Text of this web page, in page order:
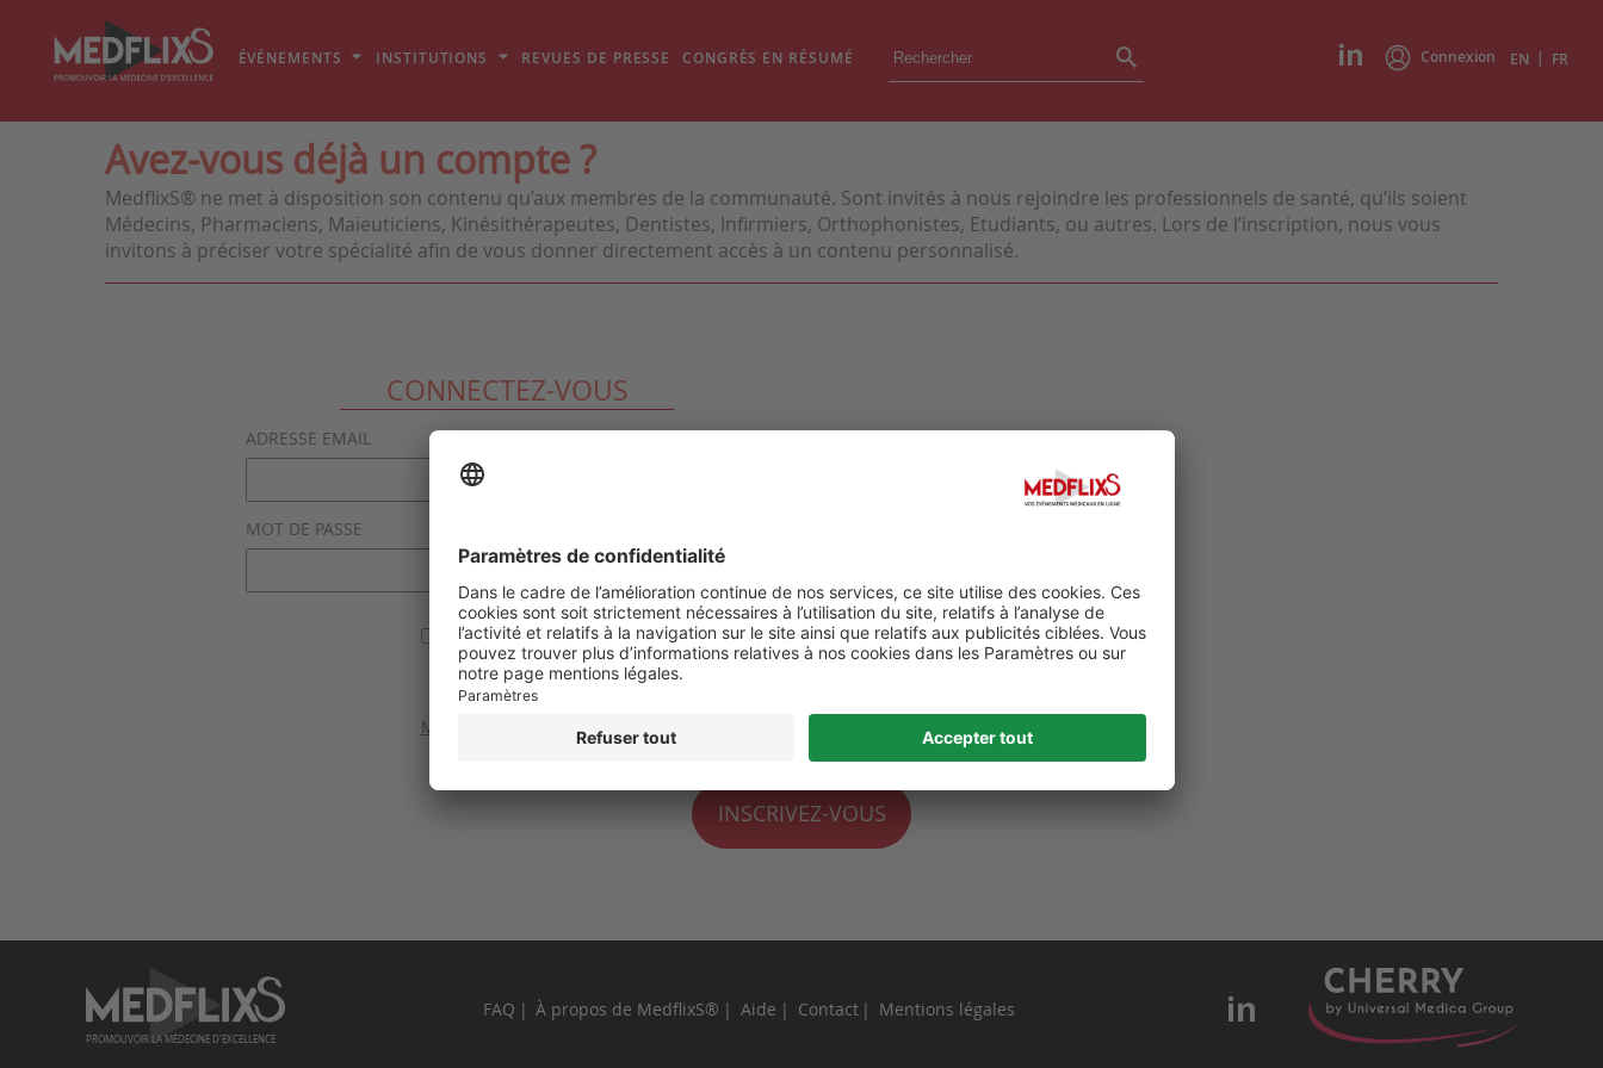
Connexion EN | FR
ÉVÉNEMENTS INSTITUTIONS REVUES DE PRESSE CONGRÈS EN RÉSUMÉ
Avez-vous déjà un compte ?
MedflixS® ne met à disposition son contenu qu’aux membres de la communauté. Sont invités à nous rejoindre les professionnels de santé, qu’ils soient
Médecins, Pharmaciens, Maïeuticiens, Kinésithérapeutes, Dentistes, Infirmiers, Orthophonistes, Etudiants, ou autres. Lors de l’inscription, nous vous
invitons à préciser votre spécialité afin de vous donner directement accès à un contenu personnalisé.
CONNECTEZ-VOUS
ADRESSE EMAIL
MOT DE PASSE
Se souvenir de moi
Valider
Mot de passe perdu ?
INSCRIVEZ-VOUS
PROMOUVOIR LA MÉDECINE D'EXCELLENCE
FAQ À propos de MedflixS® Aide Contact Mentions légales